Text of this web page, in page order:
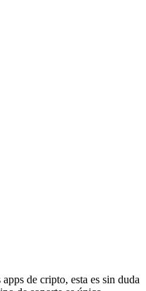
de cripto, esta es sin duda